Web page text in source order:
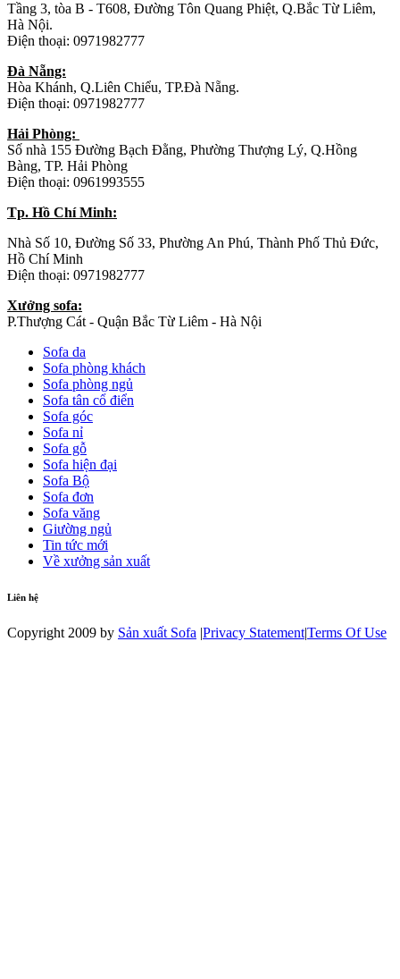
Tầng 3, tòa B - T608, Đường Tôn Quang Phiệt, Q.Bắc Từ Liêm,
Hà Nội.
Điện thoại: 0971982777
Đà Nẵng:
Hòa Khánh, Q.Liên Chiểu, TP.Đà Nẵng.
Điện thoại: 0971982777
Hải Phòng:
Số nhà 155 Đường Bạch Đằng, Phường Thượng Lý, Q.Hồng
Bàng, TP. Hải Phòng
Điện thoại: 0961993555
Tp. Hồ Chí Minh:
Nhà Số 10, Đường Số 33, Phường An Phú, Thành Phố Thủ Đức,
Hồ Chí Minh
Điện thoại: 0971982777
Xưởng sofa:
P.Thượng Cát - Quận Bắc Từ Liêm - Hà Nội
Sofa da
Sofa phòng khách
Sofa phòng ngủ
Sofa tân cổ điển
Sofa góc
Sofa nỉ
Sofa gỗ
Sofa hiện đại
Sofa Bộ
Sofa đơn
Sofa văng
Giường ngủ
Tin tức mới
Về xưởng sản xuất
Liên hệ
Copyright 2009 by Sản xuất Sofa |Privacy Statement|Terms Of Use